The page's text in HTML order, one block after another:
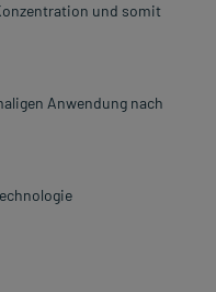
und somit
Anwendung nach